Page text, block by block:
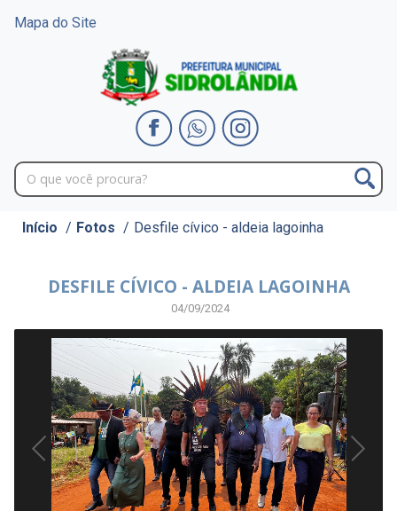
Mapa do Site
Início / Fotos / Desfile cívico - aldeia lagoinha
DESFILE CÍVICO - ALDEIA LAGOINHA
04/09/2024